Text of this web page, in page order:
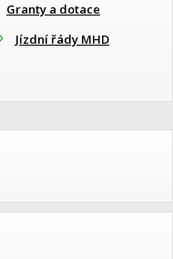
Granty a dotace
Jízdní řády MHD